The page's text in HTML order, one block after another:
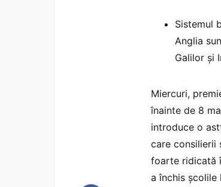
Sistemul
Anglia
Galilor și
Miercuri,
înainte de 8
introduce o
care consilierii
foarte ridicată
a închis